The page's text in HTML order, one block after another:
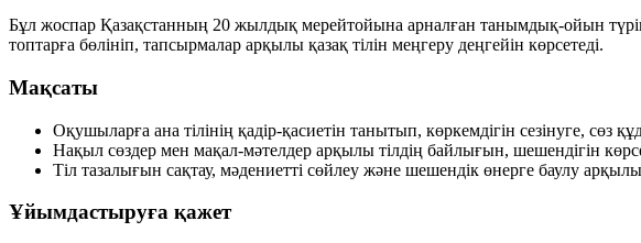
Бұл жоспар Қазақстанның 20 жылдық мерейтойына арналған танымдық-ойын
топтарға бөлініп, тапсырмалар арқылы қазақ тілін меңгеру деңгейін көрсетеді.
Мақсаты
Оқушыларға ана тілінің қадір-қасиетін танытып, көркемдігін сезінуге, сөз
Нақыл сөздер мен мақал-мәтелдер арқылы тілдің байлығын, шешендігін
Тіл тазалығын сақтау, мәдениетті сөйлеу және шешендік өнерге баулу
Ұйымдастыруға қажет